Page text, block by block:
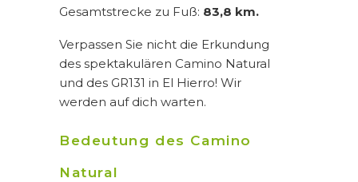
Gesamtstrecke zu Fuß: 83,8 km.
Verpassen Sie nicht die Erkundung
des spektakulären Camino Natural
und des GR131 in El Hierro! Wir
werden auf dich warten.
Bedeutung des Camino
Natural